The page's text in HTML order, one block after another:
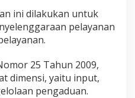
ini dilakukan untuk
pelayanan
25 Tahun 2009,
dimensi, yaitu input,
pengaduan.